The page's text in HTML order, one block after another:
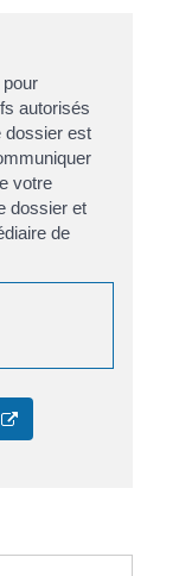
autorisés
dossier est
votre
dossier et
de